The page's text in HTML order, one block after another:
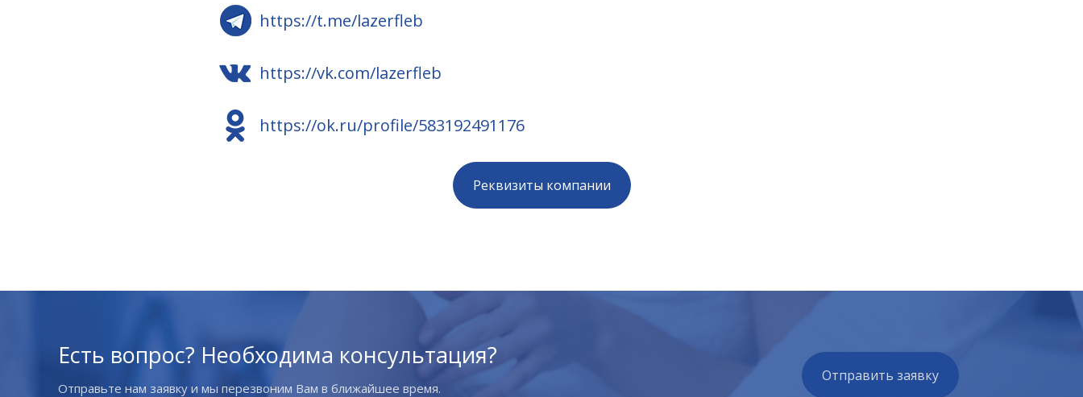
https://t.me/lazerfleb
https://vk.com/lazerfleb
https://ok.ru/profile/583192491176
Реквизиты компании
Есть вопрос? Необходима консультация?
Отправьте нам заявку и мы перезвоним Вам в ближайшее время.
Отправить заявку